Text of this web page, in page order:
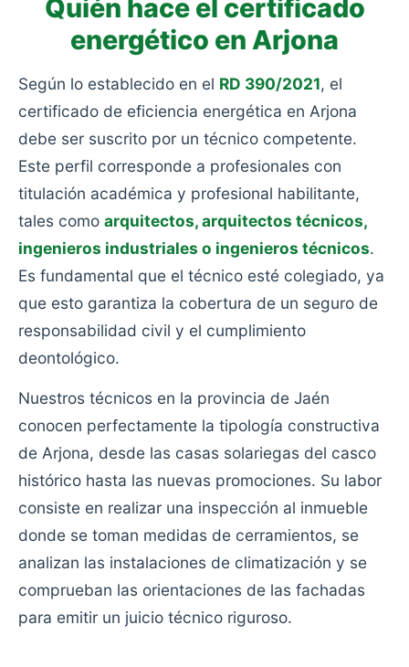
Quién hace el certificado
energético en Arjona
Según lo establecido en el RD 390/2021, el
certificado de eficiencia energética en Arjona
debe ser suscrito por un técnico competente.
Este perfil corresponde a profesionales con
titulación académica y profesional habilitante,
tales como arquitectos, arquitectos técnicos,
ingenieros industriales o ingenieros técnicos.
Es fundamental que el técnico esté colegiado, ya
que esto garantiza la cobertura de un seguro de
responsabilidad civil y el cumplimiento
deontológico.
Nuestros técnicos en la provincia de Jaén
conocen perfectamente la tipología constructiva
de Arjona, desde las casas solariegas del casco
histórico hasta las nuevas promociones. Su labor
consiste en realizar una inspección al inmueble
donde se toman medidas de cerramientos, se
analizan las instalaciones de climatización y se
comprueban las orientaciones de las fachadas
para emitir un juicio técnico riguroso.